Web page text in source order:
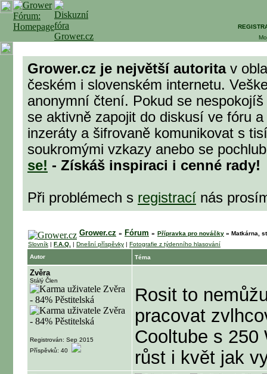
Grower.cz je největší autoritav
českém i slovenském internetu.
anonymní čtení. Pokud se
se aktivně zapojit do diskusí ve fóru
inzeráty a šifrovaně komunikovat s
soukromými vzkazy anebo se
se! - Získáš inspiraci i cenné rady!
Při problémech s registrací nás
Grower.cz » Fórum » Přípravka pro nováčky » Matkárna,
Slovník | F.A.Q. | Dnešní příspěvky | Fotografie z týdenního hlasování
Autor
Téma
Zvěra
Stálý Člen
Registrován: Sep 2015
Příspěvků: 40
Rosit to
pracovat
Cooltube s 250
růst i květ jak